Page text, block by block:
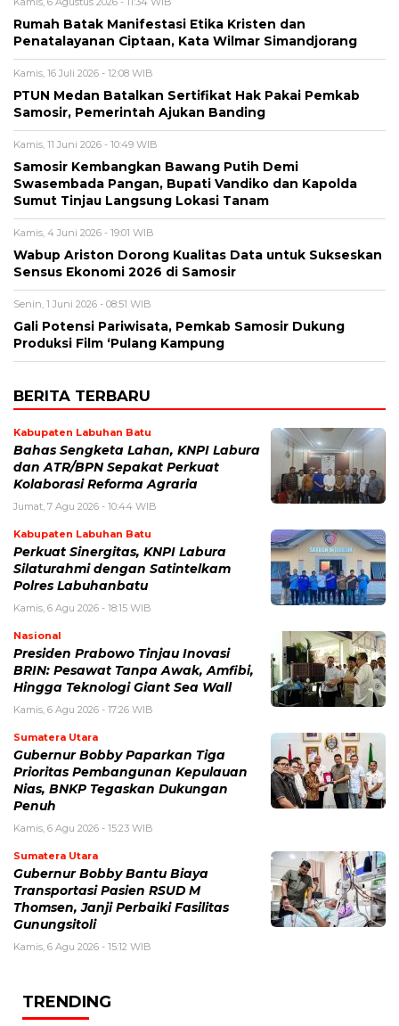
Rumah Batak Manifestasi Etika Kristen dan
Penatalayanan Ciptaan, Kata Wilmar Simandjorang
Kamis, 16 Juli 2026 - 12:08 WIB
PTUN Medan Batalkan Sertifikat Hak Pakai Pemkab
Samosir, Pemerintah Ajukan Banding
Kamis, 11 Juni 2026 - 10:49 WIB
Samosir Kembangkan Bawang Putih Demi
Swasembada Pangan, Bupati Vandiko dan Kapolda
Sumut Tinjau Langsung Lokasi Tanam
Kamis, 4 Juni 2026 - 19:01 WIB
​Wabup Ariston Dorong Kualitas Data untuk Sukseskan
Sensus Ekonomi 2026 di Samosir
Senin, 1 Juni 2026 - 08:51 WIB
Gali Potensi Pariwisata, Pemkab Samosir Dukung
Produksi Film ‘Pulang Kampung
BERITA TERBARU
Kabupaten Labuhan Batu
Bahas Sengketa Lahan, KNPI Labura
dan ATR/BPN Sepakat Perkuat
Kolaborasi Reforma Agraria
Jumat, 7 Agu 2026 - 10:44 WIB
Kabupaten Labuhan Batu
Perkuat Sinergitas, KNPI Labura
Silaturahmi dengan Satintelkam
Polres Labuhanbatu
Kamis, 6 Agu 2026 - 18:15 WIB
Nasional
Presiden Prabowo Tinjau Inovasi
BRIN: Pesawat Tanpa Awak, Amfibi,
Hingga Teknologi Giant Sea Wall
Kamis, 6 Agu 2026 - 17:26 WIB
Sumatera Utara
Gubernur Bobby Paparkan Tiga
Prioritas Pembangunan Kepulauan
Nias, BNKP Tegaskan Dukungan
Penuh
Kamis, 6 Agu 2026 - 15:23 WIB
Sumatera Utara
Gubernur Bobby Bantu Biaya
Transportasi Pasien RSUD M
Thomsen, Janji Perbaiki Fasilitas
Gunungsitoli
Kamis, 6 Agu 2026 - 15:12 WIB
TRENDING